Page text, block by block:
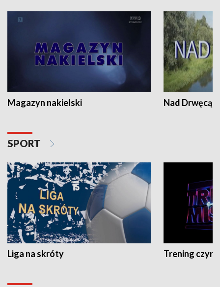
Magazyn nakielski Nad Drwęcą
SPORT
Liga na skróty Trening czyni